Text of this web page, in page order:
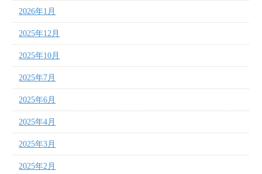
2026年1月
2025年12月
2025年10月
2025年7月
2025年6月
2025年4月
2025年3月
2025年2月